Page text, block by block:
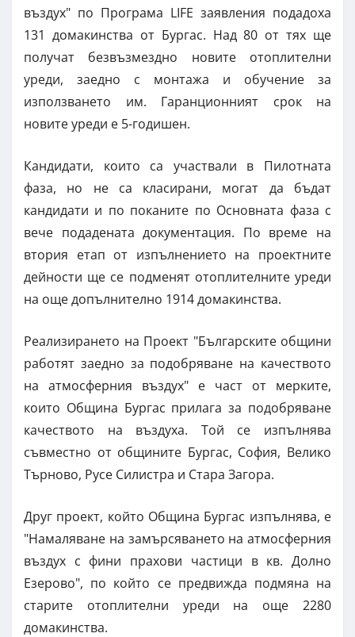
въздух" по Програма LIFE заявления подадоха
131 домакинства от Бургас. Над 80 от тях ще
получат безвъзмездно новите отоплителни
уреди, заедно с монтажа и обучение за
използването им. Гаранционният срок на
новите уреди е 5-годишен.
Кандидати, които са участвали в Пилотната
фаза, но не са класирани, могат да бъдат
кандидати и по поканите по Основната фаза с
вече подадената документация. По време на
втория етап от изпълнението на проектните
дейности ще се подменят отоплителните уреди
на още допълнително 1914 домакинства.
Реализирането на Проект "Българските общини
работят заедно за подобряване на качеството
на атмосферния въздух" е част от мерките,
които Община Бургас прилага за подобряване
качеството на въздуха. Той се изпълнява
съвместно от общините Бургас, София, Велико
Търново, Русе Силистра и Стара Загора.
Друг проект, който Община Бургас изпълнява, е
"Намаляване на замърсяването на атмосферния
въздух с фини прахови частици в кв. Долно
Езерово", по който се предвижда подмяна на
старите отоплителни уреди на още 2280
домакинства.